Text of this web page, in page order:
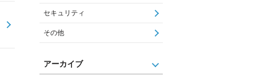
セキュリティ
その他
アーカイブ